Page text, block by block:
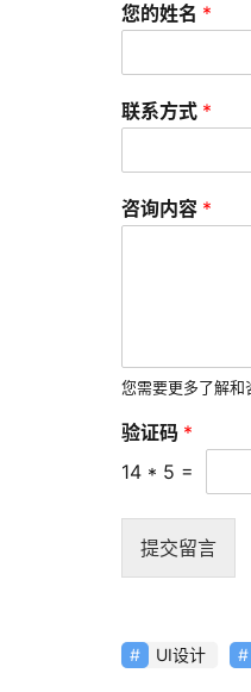
您的姓名 *
联系方式 *
咨询内容 *
您需要更多了解和
验证码 *
14 * 5 =
提交留言
UI设计